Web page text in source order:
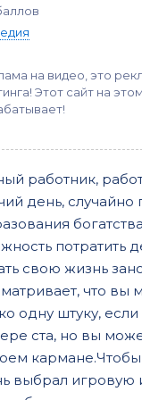
на видео, это
Этот сайт на
работник,
день, случайно
потратить
свою жизнь
что вы
одну штуку,
ста, но вы
кармане.Чтобы
выбрал игровую